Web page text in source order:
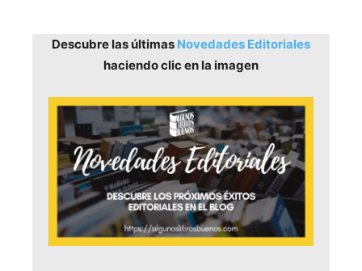
Descubre las últimas Novedades Editoriales
haciendo clic en la imagen